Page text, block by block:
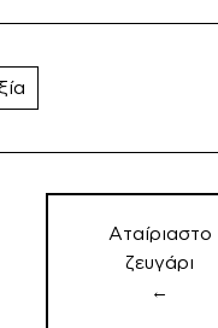
Πλοήγηση
άρθρωνΑταίριαστο
ζευγάρι
←